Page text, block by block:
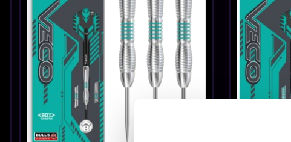
Bull's Vintago Shark
CP 90% - Dartpijlen
€ 97.95
BULL'S Xanti van den
Bergh 90% -
Dartpijlen
€ 74.95